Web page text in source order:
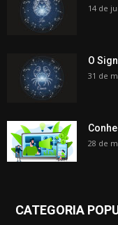
14 de
O
31 de
28 de
CATEGORIA